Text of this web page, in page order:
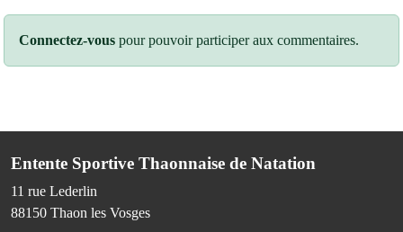
Connectez-vous pour pouvoir participer aux commentaires.
Entente Sportive Thaonnaise de Natation
11 rue Lederlin
88150 Thaon les Vosges